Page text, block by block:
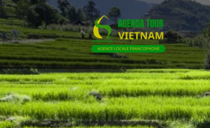
Passer
au
contenu